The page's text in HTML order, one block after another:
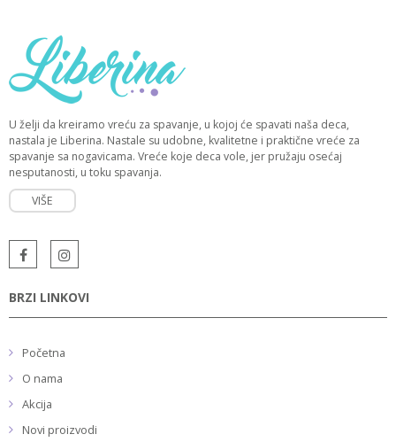
U želji da kreiramo vreću za spavanje, u kojoj će spavati naša deca,
nastala je Liberina. Nastale su udobne, kvalitetne i praktične vreće za
spavanje sa nogavicama. Vreće koje deca vole, jer pružaju osećaj
nesputanosti, u toku spavanja.
VIŠE
BRZI LINKOVI
Početna
O nama
Akcija
Novi proizvodi